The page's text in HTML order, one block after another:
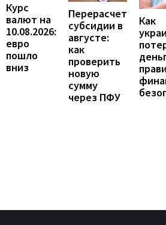
Курс
валют на
10.08.2026:
евро
пошло
вниз
Перерасчет
субсидии в
августе:
как
проверить
новую
сумму
через ПФУ
Как